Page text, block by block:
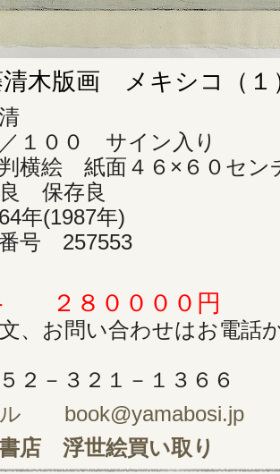
清木版画 メキシコ（１
１００ サイン入り
横絵 紙面４６×６０セン
保存良
年(1987年)
号 257553
２８００００円
、お問い合わせはお電話
２－３２１－１３６６
ル book@yamabosi.jp
店
浮世絵買い取り